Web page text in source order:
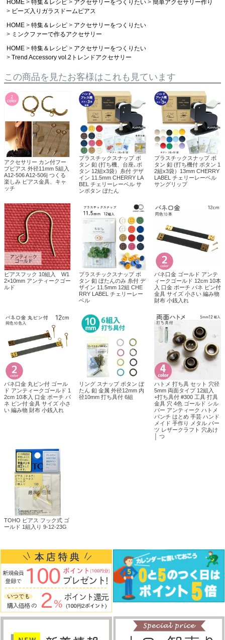
HOME 特集＆レシピ アクセサリーをつくりたい
簡単アクセサリー作り
ビーズ入りガラスドームピアス
HOME
特集＆レシピ
アクセサリーをつくりたい
ミンクファーで作るアクセサリー
HOME
特集＆レシピ
アクセサリーをつくりたい
Trend Accessory vol.2トレンドアクセサリー
この商品を見たお客様はこれも見ています
アクセサリー カン付フー
プピアス 外径11mm 5組入
A12-506 A12-506| つくる
楽しみ ピアス金具、キャ
ッチ
プラスチックスナップ ボ
タン 釦 (打ち機、台座､ボ
タン 12組x3袋）糸付 デザ
イン 11.5mm CHERRY LA
BEL チェリーレーベル サ
ンボタン ぼたん
プラスチックスナップ ボ
タン 釦 (打ち機付 ボタン 1
2組x3袋）13mm CHERRY
LABEL チェリーレーベル
サングリップ
ピアスフック 10組入 W1
2×10mm アンティークゴー
ルド
プラスチックスナップ ボ
タン 釦 ぼたんのみ 糸付 デ
ザイン 11.5mm 12組 CHE
RRY LABEL チェリーレー
ベル
バネ口金 ゴールド アンテ
ィークゴールド 12cm 10本
入 口金 ポーチ バネ ピン付
金具 サイズ 小さい 編み物
財布 小銭入れ
バネ口金 丸ピン付 ゴール
ド アンティークゴールド 1
2cm 10本入 口金 ポーチ バ
ネ ピン付 金具 サイズ 小さ
い 編み物 財布 小銭入れ
リング スナップ ボタン ぼ
たん 釦 金属 外径12mm 内
径10mm 打ち具付 6組
ハトメ 打ち具 セット 穴径
5mm 両面タイプ 12組入
+打ち具付 #300 工具 打具
金具 穴 4色 ゴールド シル
バー アンティーク ハトメ
パンチ はとめ 手芸 ハンド
メイド 手作り メタル パー
ツ レザークラフト 穴あけ
│ つ
TOHO ピアス フック式 ゴ
ールド 1組入り 9-12-23G